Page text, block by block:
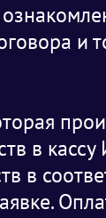
и
в кассу
в